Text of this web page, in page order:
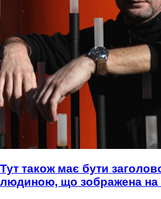
Тут також має бути
людиною, що зображена на